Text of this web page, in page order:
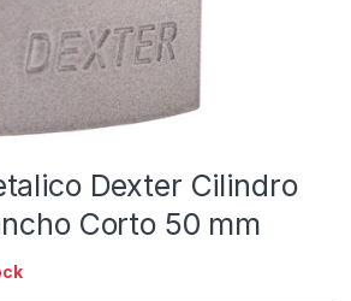
Dexter Cilindro
Corto 50 mm